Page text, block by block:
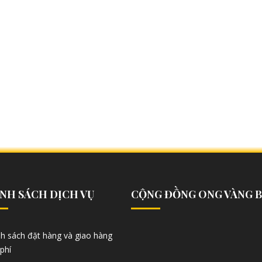
SÁCH DỊCH VỤ
sách đặt hàng và giao hàng
CỘNG ĐỒNG ONG VÀNG